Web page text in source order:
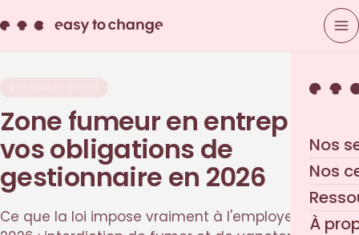
Nos
Nos
À
Zone fumeur en entreprise :
vos obligations de
gestionnaire en 2026
Ce que la loi impose vraiment à l'employeur en